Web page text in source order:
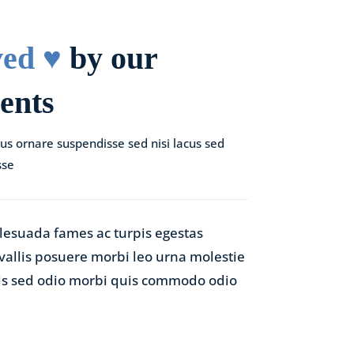
♥️ by our
ornare suspendisse sed nisi lacus sed
fames ac turpis egestas
posuere morbi leo urna molestie
sed odio morbi quis commodo odio